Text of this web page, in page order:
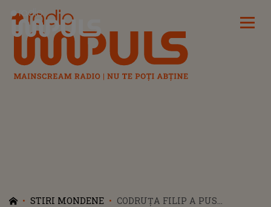
Radio Impuls
STIRI MONDENE
CODRUȚA FILIP A PUS